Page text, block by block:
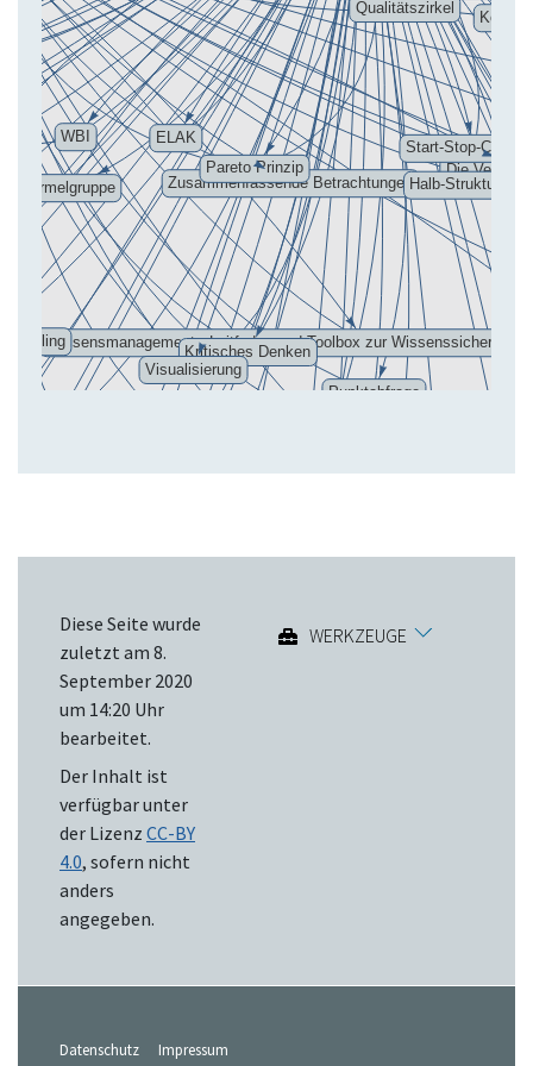
Diese Seite wurde
zuletzt am 8.
September 2020
um 14:20 Uhr
bearbeitet.
Der Inhalt ist
verfügbar unter
der Lizenz CC-BY
4.0, sofern nicht
anders
angegeben.
WERKZEUGE
Datenschutz Impressum